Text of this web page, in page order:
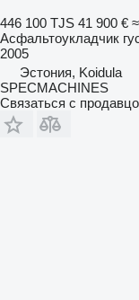
446 100 TJS 41 900 €
Асфальтоукладчик
2005
Эстония, Koidula
SPECMACHINES
Связаться с